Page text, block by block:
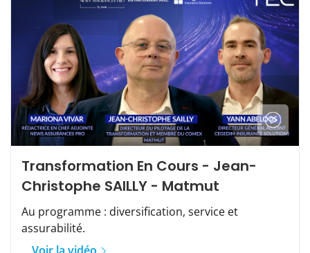
Transformation En Cours - Jean-
Christophe SAILLY - Matmut
Au programme : diversification, service et
assurabilité.